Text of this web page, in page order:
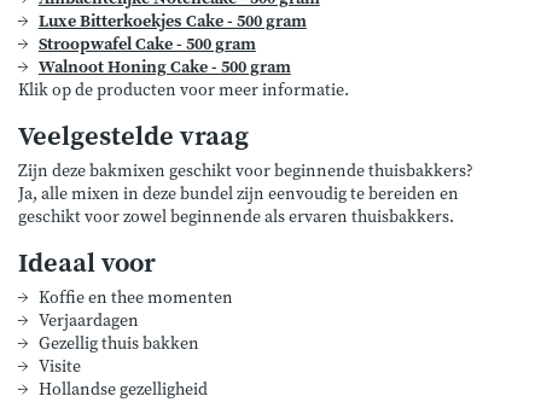
Luxe Bitterkoekjes Cake - 500 gram
Stroopwafel Cake - 500 gram
Walnoot Honing Cake - 500 gram
Klik op de producten voor meer informatie.
Veelgestelde vraag
Zijn deze bakmixen geschikt voor beginnende thuisbakkers?
Ja, alle mixen in deze bundel zijn eenvoudig te bereiden en
geschikt voor zowel beginnende als ervaren thuisbakkers.
Ideaal voor
Koffie en thee momenten
Verjaardagen
Gezellig thuis bakken
Visite
Hollandse gezelligheid